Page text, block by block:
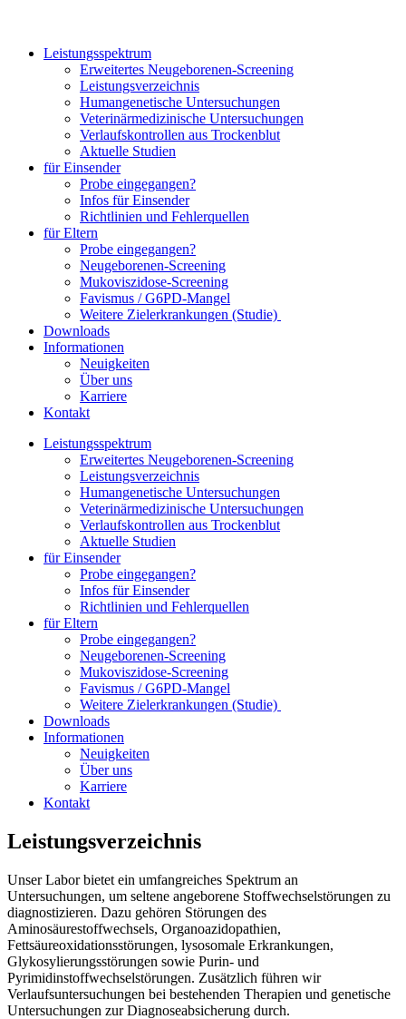
Leistungsspektrum
Erweitertes Neugeborenen-Screening
Leistungsverzeichnis
Humangenetische Untersuchungen
Veterinärmedizinische Untersuchungen
Verlaufskontrollen aus Trockenblut
Aktuelle Studien
für Einsender
Probe eingegangen?
Infos für Einsender
Richtlinien und Fehlerquellen
für Eltern
Probe eingegangen?
Neugeborenen-Screening
Mukoviszidose-Screening
Favismus / G6PD-Mangel
Weitere Zielerkrankungen (Studie)
Downloads
Informationen
Neuigkeiten
Über uns
Karriere
Kontakt
Leistungsspektrum
Erweitertes Neugeborenen-Screening
Leistungsverzeichnis
Humangenetische Untersuchungen
Veterinärmedizinische Untersuchungen
Verlaufskontrollen aus Trockenblut
Aktuelle Studien
für Einsender
Probe eingegangen?
Infos für Einsender
Richtlinien und Fehlerquellen
für Eltern
Probe eingegangen?
Neugeborenen-Screening
Mukoviszidose-Screening
Favismus / G6PD-Mangel
Weitere Zielerkrankungen (Studie)
Downloads
Informationen
Neuigkeiten
Über uns
Karriere
Kontakt
Leistungsverzeichnis
Unser Labor bietet ein umfangreiches Spektrum an
Untersuchungen, um seltene angeborene Stoffwechselstörungen zu
diagnostizieren. Dazu gehören Störungen des
Aminosäurestoffwechsels, Organoazidopathien,
Fettsäureoxidationsstörungen, lysosomale Erkrankungen,
Glykosylierungsstörungen sowie Purin- und
Pyrimidinstoffwechselstörungen. Zusätzlich führen wir
Verlaufsuntersuchungen bei bestehenden Therapien und genetische
Untersuchungen zur Diagnoseabsicherung durch.